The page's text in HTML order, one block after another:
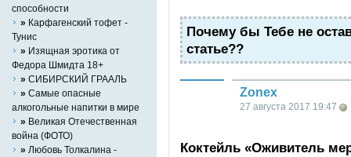
Почему бы Тебе не
статье??
Zonex
27 августа 2017 19:47
Коктейль «Оживитель
способности
» Карфагенский тофет -
Тунис
» Изящная эротика от
Федора Шмидта 18+
» СИБИРСКИЙ ГРААЛЬ
» Cамые опасные
алкогольные напитки в мире
» Великая Отечественная
война (ФОТО)
» Любовь Толкалина -